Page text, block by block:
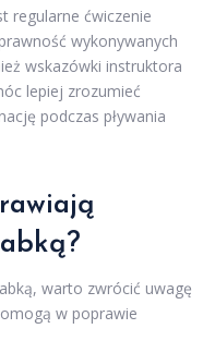
regularne ćwiczenie
wykonywanych
wskazówki instruktora
lepiej zrozumieć
podczas pływania
warto zwrócić uwagę
w poprawie